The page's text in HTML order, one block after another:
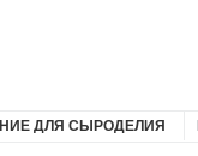
ДЛЯ СЫРОДЕЛИЯ